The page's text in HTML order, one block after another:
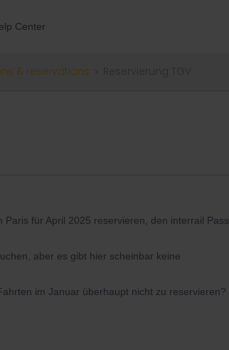
Center
& reservations
für April 2025 reservieren, den interrail Pass
aber es gibt hier scheinbar keine
im Januar überhaupt nicht zu reservieren?